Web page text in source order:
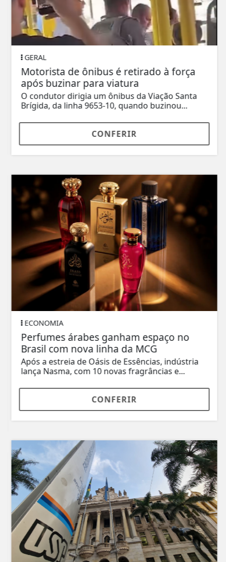
GERAL
Motorista de ônibus é retirado à força
após buzinar para viatura
O condutor dirigia um ônibus da Viação Santa
Brígida, da linha 9653-10, quando buzinou...
CONFERIR
ECONOMIA
Perfumes árabes ganham espaço no
Brasil com nova linha da MCG
Após a estreia de Oásis de Essências, indústria
lança Nasma, com 10 novas fragrâncias e...
CONFERIR